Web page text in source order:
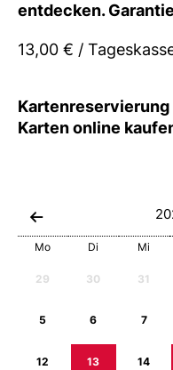
entdecken.
13,00 € /
Kartenreservierung
Karten online
Mo Di Mi
29 30 31
5 6 7
12 13 14